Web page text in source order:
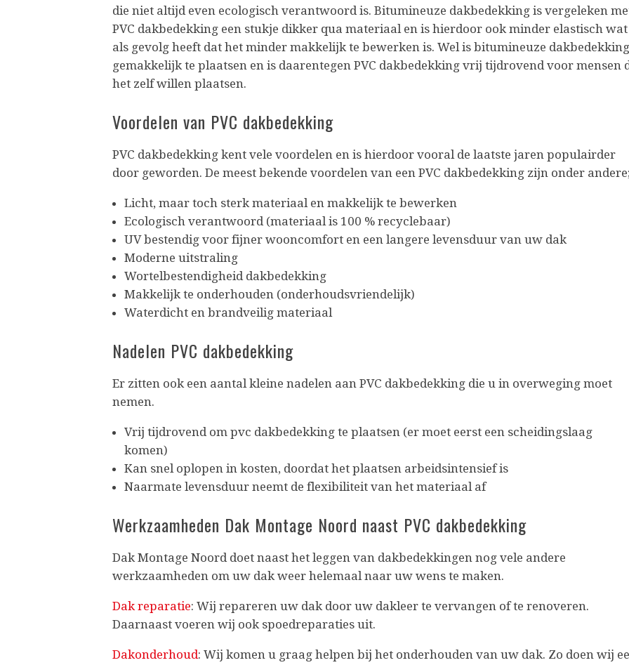
die niet altijd even ecologisch verantwoord is. Bitumineuze dakbedekking is vergeleken
PVC dakbedekking een stukje dikker qua materiaal en is hierdoor ook minder elastisch wat
als gevolg heeft dat het minder makkelijk te bewerken is. Wel is bitumineuze dakbedekking
gemakkelijk te plaatsen en is daarentegen PVC dakbedekking vrij tijdrovend voor mensen
het zelf willen plaatsen.
Voordelen van PVC dakbedekking
PVC dakbedekking kent vele voordelen en is hierdoor vooral de laatste jaren populairder
door geworden. De meest bekende voordelen van een PVC dakbedekking zijn onder andere;
Licht, maar toch sterk materiaal en makkelijk te bewerken
Ecologisch verantwoord (materiaal is 100 % recyclebaar)
UV bestendig voor fijner wooncomfort en een langere levensduur van uw dak
Moderne uitstraling
Wortelbestendigheid dakbedekking
Makkelijk te onderhouden (onderhoudsvriendelijk)
Waterdicht en brandveilig materiaal
Nadelen PVC dakbedekking
Er zitten ook een aantal kleine nadelen aan PVC dakbedekking die u in overweging moet
nemen.
Vrij tijdrovend om pvc dakbedekking te plaatsen (er moet eerst een scheidingslaag
komen)
Kan snel oplopen in kosten, doordat het plaatsen arbeidsintensief is
Naarmate levensduur neemt de flexibiliteit van het materiaal af
Werkzaamheden Dak Montage Noord naast PVC dakbedekking
Dak Montage Noord doet naast het leggen van dakbedekkingen nog vele andere
werkzaamheden om uw dak weer helemaal naar uw wens te maken.
Dak reparatie: Wij repareren uw dak door uw dakleer te vervangen of te renoveren.
Daarnaast voeren wij ook spoedreparaties uit.
Dakonderhoud: Wij komen u graag helpen bij het onderhouden van uw dak. Zo doen wij